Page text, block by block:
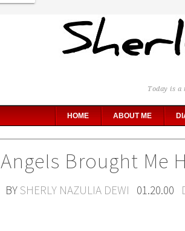
Today is
HOME ABOUT ME
Angels Brought Me
BYSHERLY NAZULIA DEWI 01.20.00